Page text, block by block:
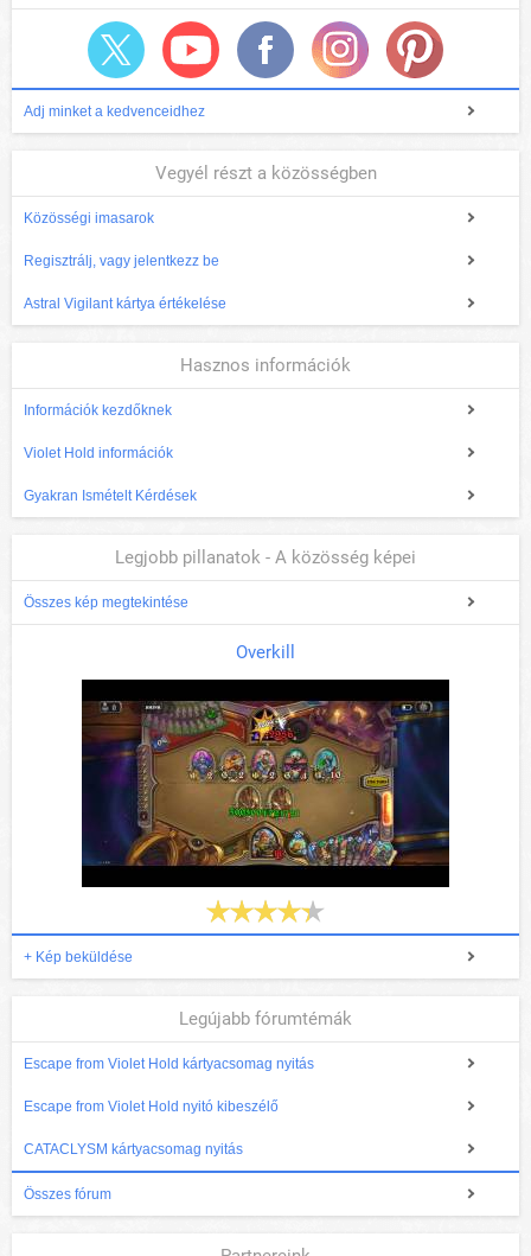
Adj minket a kedvenceidhez
Vegyél részt a közösségben
Közösségi imasarok
Regisztrálj, vagy jelentkezz be
Astral Vigilant kártya értékelése
Hasznos információk
Információk kezdőknek
Violet Hold információk
Gyakran Ismételt Kérdések
Legjobb pillanatok - A közösség képei
Összes kép megtekintése
Overkill
+ Kép beküldése
Legújabb fórumtémák
Escape from Violet Hold kártyacsomag nyitás
Escape from Violet Hold nyitó kibeszélő
CATACLYSM kártyacsomag nyitás
Összes fórum